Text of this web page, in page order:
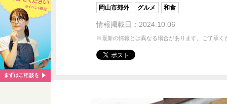
岡山市郊外 グルメ 和食
情報掲載日：2024.10.06
※最新の情報とは異なる場合があります。ご了承く